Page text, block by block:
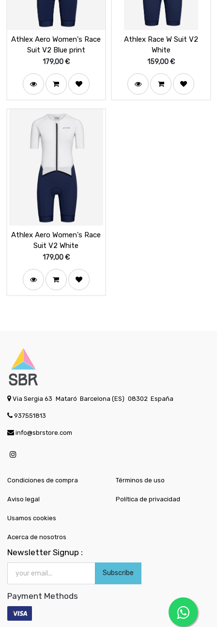
Athlex Aero Women's Race
Suit V2 Blue print
179,00€
Athlex Race W Suit V2
White
159,00€
Athlex Aero Women's Race
Suit V2 White
179,00€
Via Sergia 63 Mataró Barcelona (ES) 08302 España
937551813
info@sbrstore.com
Condiciones de compra
Aviso legal
Términos de uso
Política de privacidad
Usamos cookies
Acerca de nosotros
Newsletter Signup :
Subscribe
Payment Methods